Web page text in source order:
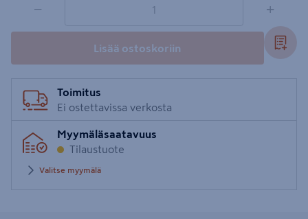
− +
Lisää ostoskoriin
Toimitus
Ei ostettavissa verkosta
Myymäläsaatavuus
Tilaustuote
Valitse myymälä